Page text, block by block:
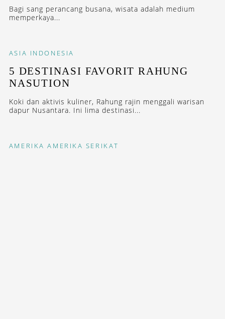
Bagi sang perancang busana, wisata adalah medium
memperkaya...
ASIA INDONESIA
5 DESTINASI FAVORIT RAHUNG
NASUTION
Koki dan aktivis kuliner, Rahung rajin menggali warisan
dapur Nusantara. Ini lima destinasi...
AMERIKA AMERIKA SERIKAT